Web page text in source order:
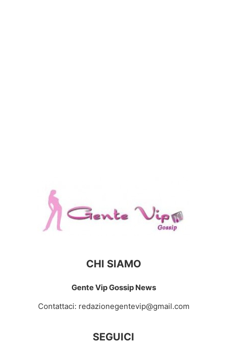
CHI SIAMO
Gente Vip Gossip News
Contattaci: redazionegentevip@gmail.com
SEGUICI